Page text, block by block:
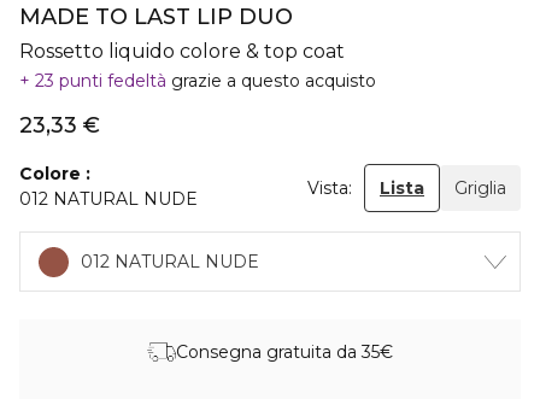
MADE TO LAST LIP DUO
Rossetto liquido colore & top coat
23 punti fedeltà grazie a questo acquisto
23,33 €
Colore
012 NATURAL NUDE
Vista: Lista Griglia
012 NATURAL NUDE
Consegna gratuita da 35€